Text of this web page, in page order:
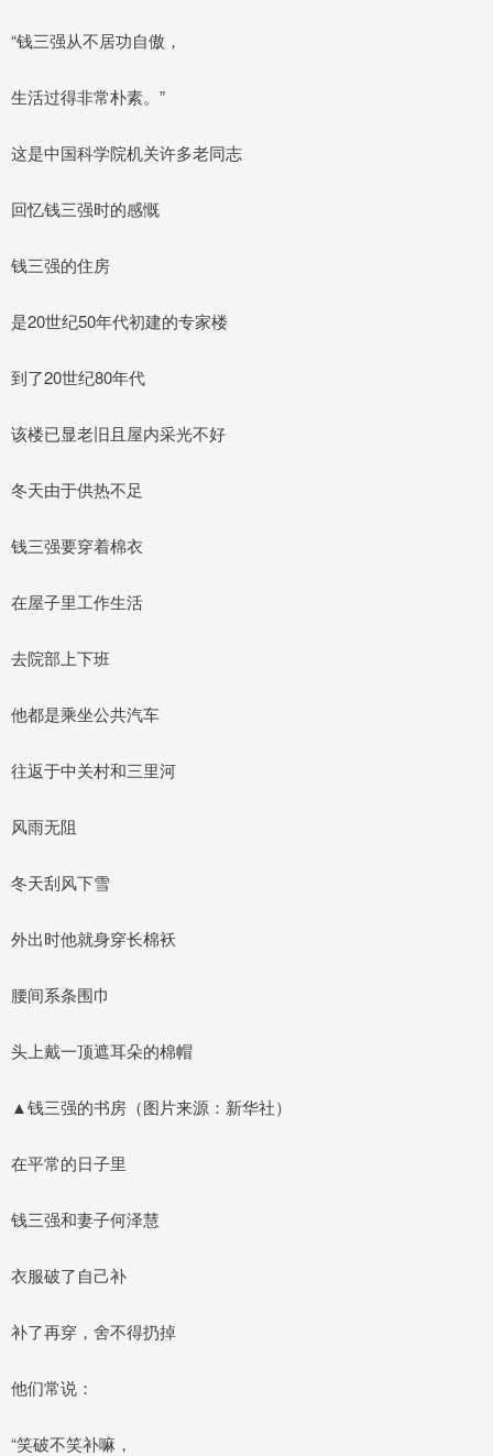
“钱三强从不居功自傲，
生活过得非常朴素。”
这是中国科学院机关许多老同志
回忆钱三强时的感慨
钱三强的住房
是20世纪50年代初建的专家楼
到了20世纪80年代
该楼已显老旧且屋内采光不好
冬天由于供热不足
钱三强要穿着棉衣
在屋子里工作生活
去院部上下班
他都是乘坐公共汽车
往返于中关村和三里河
风雨无阻
冬天刮风下雪
外出时他就身穿长棉袄
腰间系条围巾
头上戴一顶遮耳朵的棉帽
▲钱三强的书房（图片来源：新华社）
在平常的日子里
钱三强和妻子何泽慧
衣服破了自己补
补了再穿，舍不得扔掉
他们常说：
“笑破不笑补嘛，